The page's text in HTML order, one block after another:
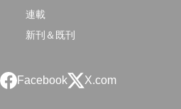
連載
新刊＆既刊
Facebook X.com